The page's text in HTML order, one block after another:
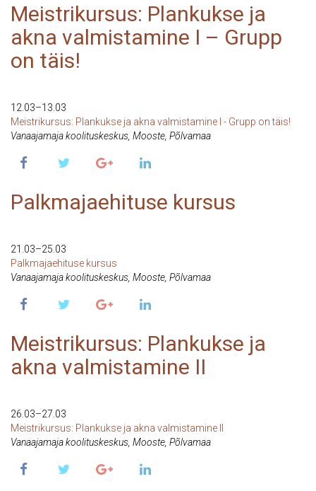
Meistrikursus: Plankukse ja
akna valmistamine I – Grupp
on täis!
12.03–13.03
Meistrikursus: Plankukse ja akna valmistamine I - Grupp on täis!
Vanaajamaja koolituskeskus, Mooste, Põlvamaa
Palkmajaehituse kursus
21.03–25.03
Palkmajaehituse kursus
Vanaajamaja koolituskeskus, Mooste, Põlvamaa
Meistrikursus: Plankukse ja
akna valmistamine II
26.03–27.03
Meistrikursus: Plankukse ja akna valmistamine II
Vanaajamaja koolituskeskus, Mooste, Põlvamaa